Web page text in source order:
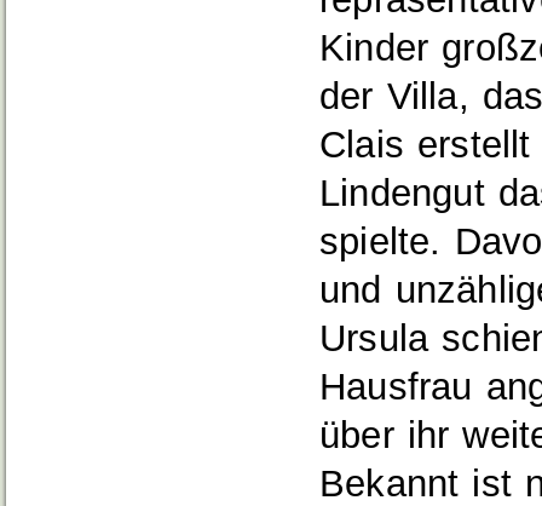
Kinder
der Villa,
Clais
Lindengut
spielte.
und
Ursula
Hausfrau
über ihr
Bekannt ist